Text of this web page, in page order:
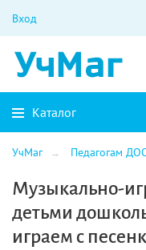
Вход
Каталог
УчМаг Педагогам
Музыкально-
детьми
играем с